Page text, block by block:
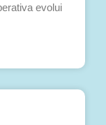
evolui